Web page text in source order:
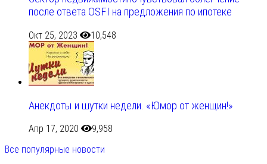
после ответа OSFI на предложения по ипотеке
Окт 25, 2023 10,548
Анекдоты и шутки недели. «Юмор от женщин!»
Апр 17, 2020
9,958
Все популярные новости